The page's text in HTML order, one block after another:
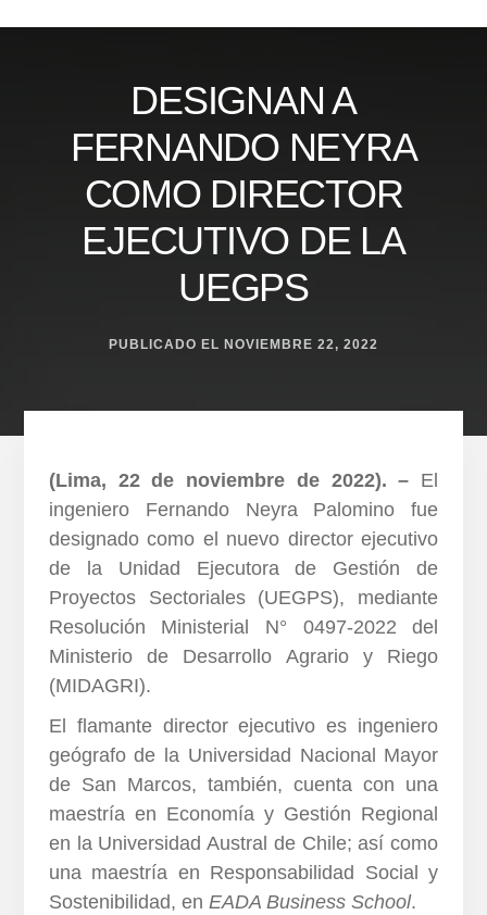
DESIGNAN A
FERNANDO NEYRA
COMO DIRECTOR
EJECUTIVO DE LA
UEGPS
PUBLICADO EL NOVIEMBRE 22, 2022
(Lima, 22 de noviembre de 2022). – El
ingeniero Fernando Neyra Palomino fue
designado como el nuevo director ejecutivo
de la Unidad Ejecutora de Gestión de
Proyectos Sectoriales (UEGPS), mediante
Resolución Ministerial N° 0497-2022 del
Ministerio de Desarrollo Agrario y Riego
(MIDAGRI).
El flamante director ejecutivo es ingeniero
geógrafo de la Universidad Nacional Mayor
de San Marcos, también, cuenta con una
maestría en Economía y Gestión Regional
en la Universidad Austral de Chile; así como
una maestría en Responsabilidad Social y
Sostenibilidad, en EADA Business School.